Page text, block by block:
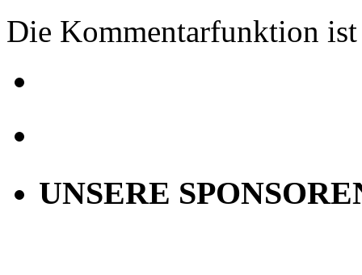
Die Kommentarfunktion ist
UNSERE